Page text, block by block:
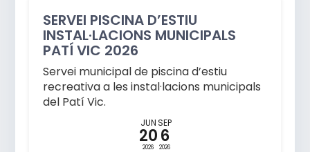
SERVEI PISCINA D’ESTIU
INSTAL·LACIONS MUNICIPALS
PATÍ VIC 2026
Servei municipal de piscina d’estiu
recreativa a les instal·lacions municipals
del Patí Vic.
JUN
20
2026
SEP
6
2026